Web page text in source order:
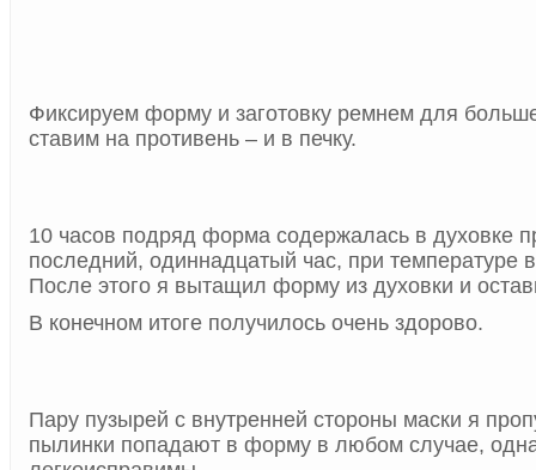
Фиксируем форму и заготовку ремнем для
ставим на противень – и в печку.
10 часов подряд форма содержалась в духовке
последний, одиннадцатый час, при температуре
После этого я вытащил форму из духовки и
В конечном итоге получилось очень здорово.
Пару пузырей с внутренней стороны маски я
пылинки попадают в форму в любом случае,